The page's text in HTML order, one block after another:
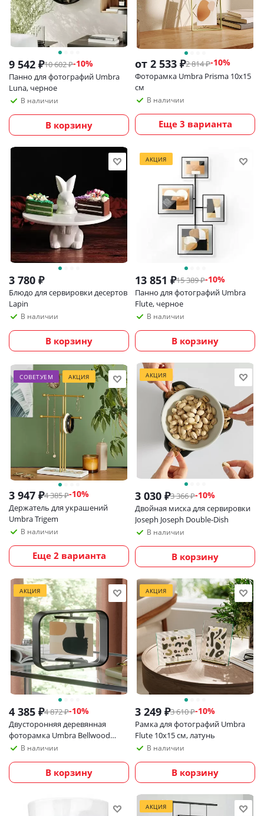
9 542 ₽10 602₽-10%
Панно для фотографий Umbra
Luna, черное
В наличии
В корзину
от 2 533 ₽2 814 ₽-10%
Фоторамка Umbra Prisma 10х15
см
В наличии
Еще 3 варианта
3 780 ₽
Блюдо для сервировки десертов
Lapin
В наличии
В корзину
АКЦИЯ
13 851 ₽15 389₽-10%
Панно для фотографий Umbra
Flute, черное
В наличии
В корзину
СОВЕТУЕМ АКЦИЯ
3 947 ₽4 385₽-10%
Держатель для украшений
Umbra Trigem
В наличии
Еще 2 варианта
АКЦИЯ
3 030 ₽3 366₽-10%
Двойная миска для сервировки
Joseph Joseph Double-Dish
В наличии
В корзину
АКЦИЯ
4 385 ₽4 872₽-10%
Двусторонняя деревянная
фоторамка Umbra Bellwood
10х15 см, черная
В наличии
В корзину
АКЦИЯ
3 249 ₽3 610₽-10%
Рамка для фотографий Umbra
Flute 10х15 см, латунь
В наличии
В корзину
АКЦИЯ